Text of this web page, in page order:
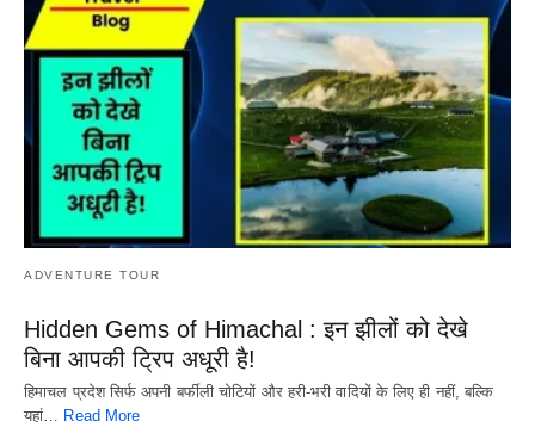
ADVENTURE TOUR
Hidden Gems of Himachal : इन झीलों को देखे
बिना आपकी ट्रिप अधूरी है!
हिमाचल प्रदेश सिर्फ अपनी बर्फीली चोटियों और हरी-भरी वादियों के लिए ही नहीं, बल्कि
यहां…
Read More